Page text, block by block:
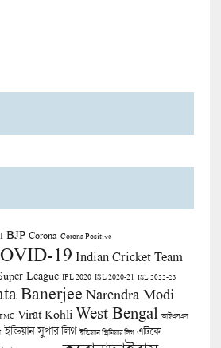
BJP Corona Corona Positive
19 Indian Cricket Team
League IPL 2020 ISL 2020-21 ISL 2022-23
Banerjee Narendra Modi
Virat Kohli West Bengal আইএসএল
ইন্ডিয়ান সুপার লিগ ইন্ডিয়ান প্রিমিয়ার লিগ এটিকে